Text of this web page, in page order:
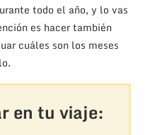
todo el año, y lo vas
es hacer también
cuáles son los meses
en tu viaje: